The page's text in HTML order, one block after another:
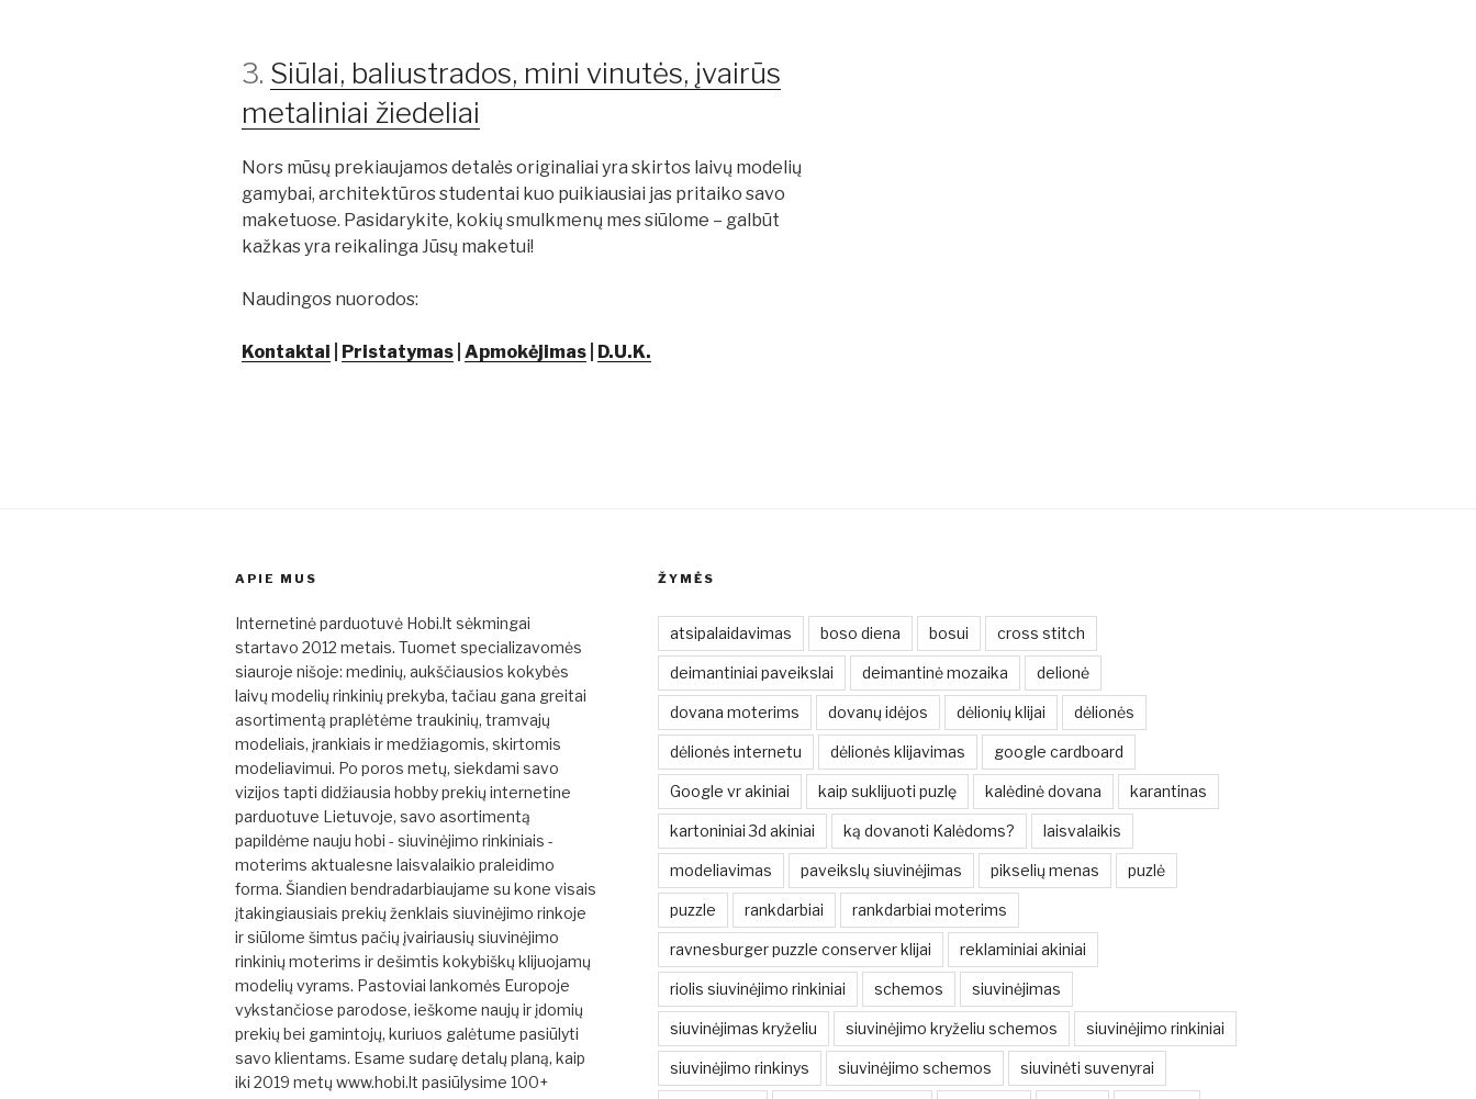
3. Siūlai, baliustrados, mini vinutės, įvairūs
metaliniai žiedeliai
Nors mūsų prekiaujamos detalės originaliai yra skirtos laivų modelių
gamybai, architektūros studentai kuo puikiausiai jas pritaiko savo
maketuose. Pasidarykite, kokių smulkmenų mes siūlome – galbūt
kažkas yra reikalinga Jūsų maketui!
Naudingos nuorodos:
Kontaktai Pristatymas Apmokėjimas D.U.K.
APIE MUS
Internetinė parduotuvė Hobi.lt sėkmingai
startavo 2012 metais. Tuomet specializavomės
siauroje nišoje: medinių, aukščiausios kokybės
laivų modelių rinkinių prekyba, tačiau gana greitai
asortimentą praplėtėme traukinių, tramvajų
modeliais, įrankiais ir medžiagomis, skirtomis
modeliavimui. Po poros metų, siekdami savo
vizijos tapti didžiausia hobby prekių internetine
parduotuve Lietuvoje, savo asortimentą
papildėme nauju hobi - siuvinėjimo rinkiniais -
moterims aktualesne laisvalaikio praleidimo
forma. Šiandien bendradarbiaujame su kone visais
įtakingiausiais prekių ženklais siuvinėjimo rinkoje
ir siūlome šimtus pačių įvairiausių siuvinėjimo
rinkinių moterims ir dešimtis kokybiškų klijuojamų
modelių vyrams. Pastoviai lankomės Europoje
vykstančiose parodose, ieškome naujų ir įdomių
prekių bei gamintojų, kuriuos galėtume pasiūlyti
savo klientams. Esame sudarę detalų planą, kaip
iki 2019 metų www.hobi.lt pasiūlysime 100+
ŽYMĖS
atsipalaidavimas boso diena bosui cross stitch
deimantiniai paveikslai deimantinė mozaika delionė
dovana moterims dovanų idėjos dėlionių klijai dėlionės
dėlionės internetu dėlionės klijavimas google cardboard
Google vr akiniai kaip suklijuoti puzlę kalėdinė dovana karantinas
kartoniniai 3d akiniai ką dovanoti Kalėdoms? laisvalaikis
modeliavimas paveikslų siuvinėjimas pikselių menas puzlė
puzzle rankdarbiai rankdarbiai moterims
ravnesburger puzzle conserver klijai reklaminiai akiniai
riolis siuvinėjimo rinkiniai schemos siuvinėjimas
siuvinėjimas kryželiu siuvinėjimo kryželiu schemos siuvinėjimo rinkiniai
siuvinėjimo rinkinys siuvinėjimo schemos siuvinėti suvenyrai